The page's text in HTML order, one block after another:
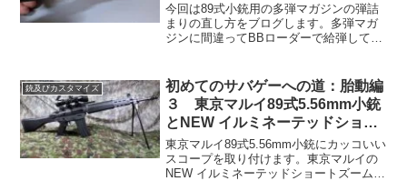
今回は89式小銃用の多弾マガジンの弾詰
まりの直し方をブログします。多弾マガ
ジンに間違ってBBローダーで給弾して弾
分解はあくまでも自己責任でお願いしま
す。
銃及びカスタマイズ
初めてのサバゲーへの道：胎動編
３ 東京マルイ89式5.56mm小銃
とNEW イルミネーテッドショー
トズームスコープ
東京マルイ89式5.56mm小銃にカッコいい
スコープを取り付けます。東京マルイの
NEW イルミネーテッドショートズームス